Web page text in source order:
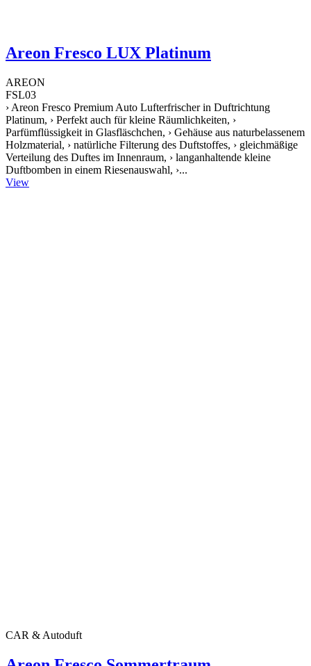
Areon Fresco LUX Platinum
AREON
FSL03
› Areon Fresco Premium Auto Lufterfrischer in Duftrichtung
Platinum, › Perfekt auch für kleine Räumlichkeiten, ›
Parfümflüssigkeit in Glasfläschchen, › Gehäuse aus naturbelassenem
Holzmaterial, › natürliche Filterung des Duftstoffes, › gleichmäßige
Verteilung des Duftes im Innenraum, › langanhaltende kleine
Duftbomben in einem Riesenauswahl, ›...
View
CAR & Autoduft